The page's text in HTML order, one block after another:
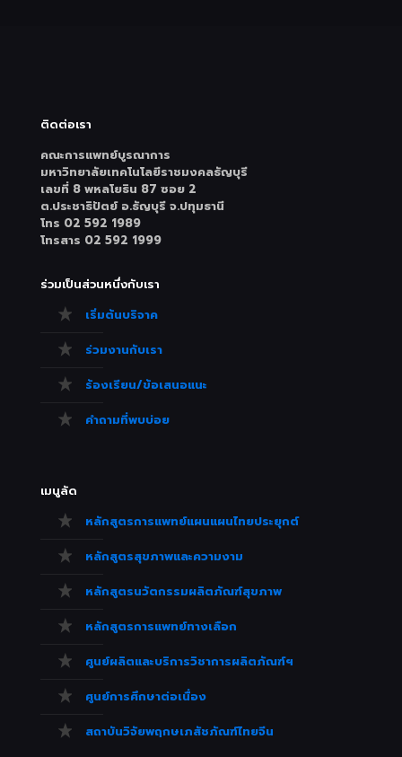
ติดต่อเรา
คณะการแพทย์บูรณาการ
มหาวิทยาลัยเทคโนโลยีราชมงคลธัญบุรี
เลขที่ 8 พหลโยธิน 87 ซอย 2
ต.ประชาธิปัตย์ อ.ธัญบุรี จ.ปทุมธานี
โทร 02 592 1989
โทรสาร 02 592 1999
ร่วมเป็นส่วนหนึ่งกับเรา
เริ่มต้นบริจาค
ร่วมงานกับเรา
ร้องเรียน/ข้อเสนอแนะ
คำถามที่พบบ่อย
เมนูลัด
หลักสูตรการแพทย์แผนแผนไทยประยุกต์
หลักสูตรสุขภาพและความงาม
หลักสูตรนวัตกรรมผลิตภัณฑ์สุขภาพ
หลักสูตรการแพทย์ทางเลือก
ศูนย์ผลิตและบริการวิชาการผลิตภัณฑ์ฯ
ศูนย์การศึกษาต่อเนื่อง
สถาบันวิจัยพฤกษเภสัชภัณฑ์ไทยจีน